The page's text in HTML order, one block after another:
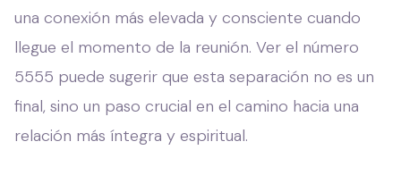
una conexión más elevada y consciente cuando
llegue el momento de la reunión. Ver el número
5555 puede sugerir que esta separación no es un
final, sino un paso crucial en el camino hacia una
relación más íntegra y espiritual.